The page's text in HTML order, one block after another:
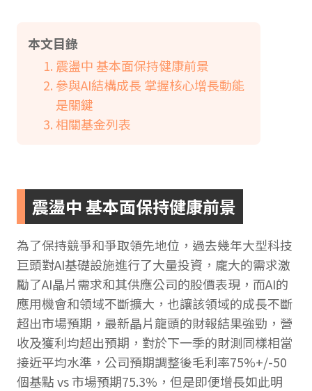
本文目錄
震盪中 基本面保持健康前景
參與AI結構成長 掌握核心增長動能
是關鍵
相關基金列表
震盪中 基本面保持健康前景
為了保持競爭和爭取領先地位，過去幾年大型科技
巨頭對AI基礎設施進行了大量投資，龐大的需求激
勵了AI晶片需求和其供應公司的股價表現，而AI的
應用機會和領域不斷擴大，也讓該領域的成長不斷
超出市場預期，最新晶片龍頭的財報結果強勁，營
收及獲利均超出預期，對於下一季的財測同樣相當
接近平均水準，公司預期調整後毛利率75%+/-50
個基點 vs 市場預期75.3%，但是即便增長如此明